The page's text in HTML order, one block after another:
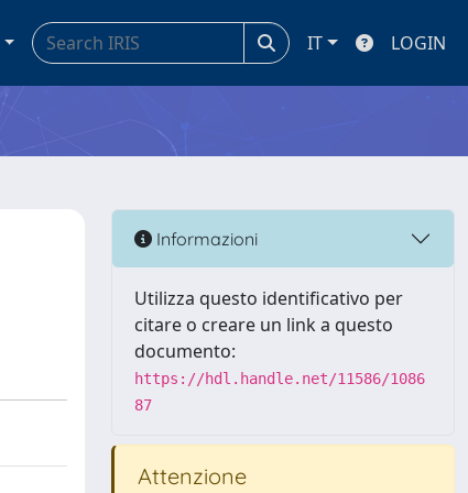
IT LOGIN
Informazioni
Utilizza questo identificativo per
citare o creare un link a questo
documento:
https://hdl.handle.net/11586/1086
87
Attenzione